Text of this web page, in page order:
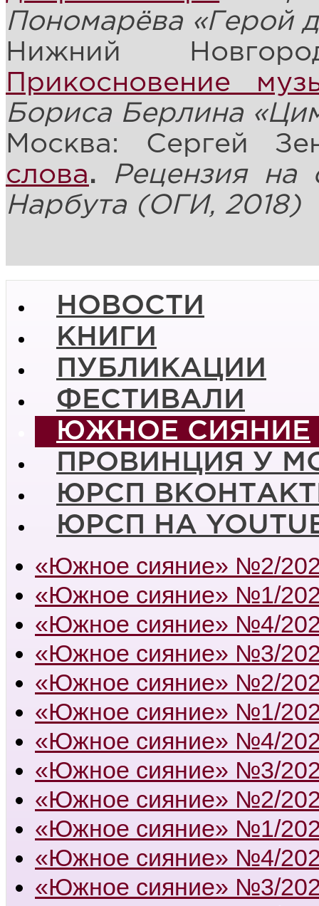
Пономарёва «Герой
Нижний
Прикосновение
Бориса Берлина
Москва: Сергей
слова. Рецензия на
Нарбута (ОГИ, 2018)
НОВОСТИ
КНИГИ
ПУБЛИКАЦИИ
ФЕСТИВАЛИ
ЮЖНОЕ СИЯНИЕ
ПРОВИНЦИЯ У
ЮРСП
ЮРСП НА
«Южное сияние» №2/
«Южное сияние» №1/
«Южное сияние» №4/
«Южное сияние» №3/
«Южное сияние» №2/
«Южное сияние» №1/
«Южное сияние» №4/
«Южное сияние» №3/
«Южное сияние» №2/
«Южное сияние» №1/
«Южное сияние» №4/
«Южное сияние» №3/